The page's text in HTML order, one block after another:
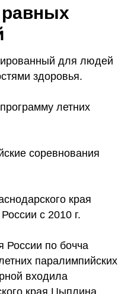
равных
для людей
здоровья.
летних
соревнования
края
с 2010 г.
России по бочча
паралимпийских
входила
края Цыплина